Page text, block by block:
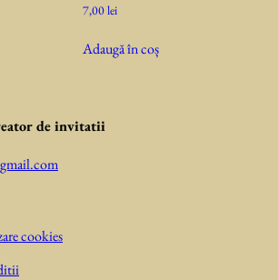
7,00lei
Adaugă în coș
de invitatii
cookies